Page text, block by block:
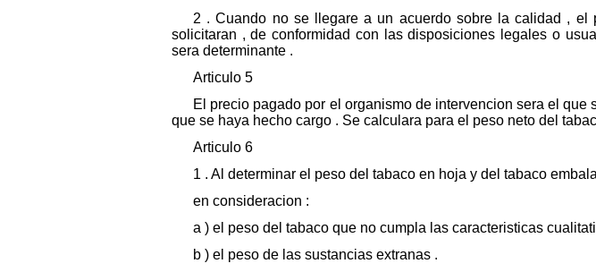
2 . Cuando no se llegare a un acuerdo sobre la calidad ,
solicitaran , de conformidad con las disposiciones legales o
sera determinante .
Articulo 5
El precio pagado por el organismo de intervencion sera el
que se haya hecho cargo . Se calculara para el peso neto del
Articulo 6
1 . Al determinar el peso del tabaco en hoja y del tabaco
en consideracion :
a ) el peso del tabaco que no cumpla las caracteristicas
b ) el peso de las sustancias extranas .